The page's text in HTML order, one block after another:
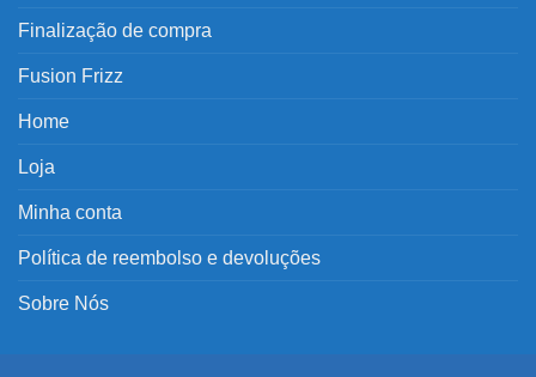
Finalização de compra
Fusion Frizz
Home
Loja
Minha conta
Política de reembolso e devoluções
Sobre Nós